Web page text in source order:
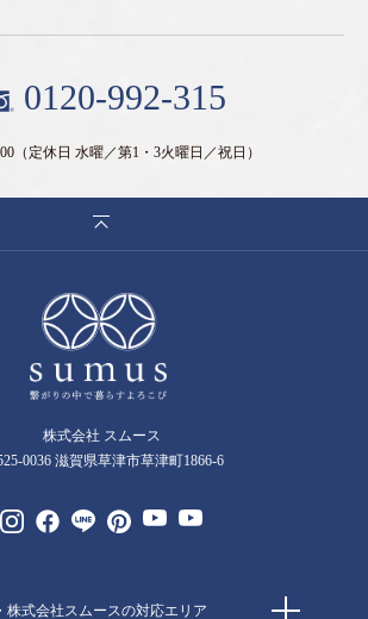
0120-992-315
（定休日 水曜／第1・3火曜日／祝日）
株式会社 スムース
0036 滋賀県草津市草津町1866-6
株式会社スムースの対応エリア